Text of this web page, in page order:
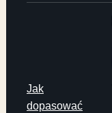
Jak
dopasować